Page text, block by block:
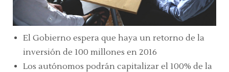
El Gobierno espera que haya un retorno de la
inversión de 100 millones en 2016
Los autónomos podrán capitalizar el 100% de la